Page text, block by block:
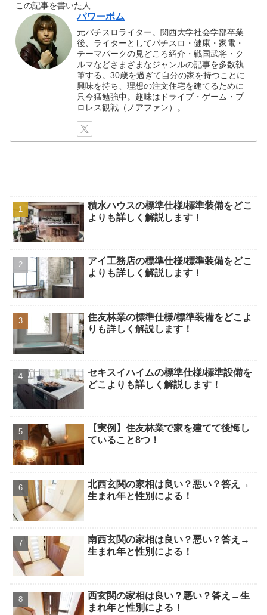
この記事を書いた人
パワーボム
元パチスロライター。関西大学社会学部卒業
後、ライターとしてパチスロ・健康・家電・
テーマパークの見どころ紹介・戦国武将・ク
ルマなどさまざまなジャンルの記事を多数執
筆する。30歳を過ぎて自分の家を持つことに
興味を持ち、理想の注文住宅を建てるために
只今猛勉強中。趣味はドライブ・ゲーム・プ
ロレス観戦（ノアファン）。
積水ハウスの標準仕様/標準装備をどこ
よりも詳しく解説します！
アイ工務店の標準仕様/標準装備をどこ
よりも詳しく解説します！
住友林業の標準仕様/標準装備をどこよ
りも詳しく解説します！
セキスイハイムの標準仕様/標準設備を
どこよりも詳しく解説します！
【実例】住友林業で家を建てて後悔し
ていること8つ！
北西玄関の家相は良い？悪い？答え→
生まれ年と性別による！
南西玄関の家相は良い？悪い？答え→
生まれ年と性別による！
西玄関の家相は良い？悪い？答え→生
まれ年と性別による！